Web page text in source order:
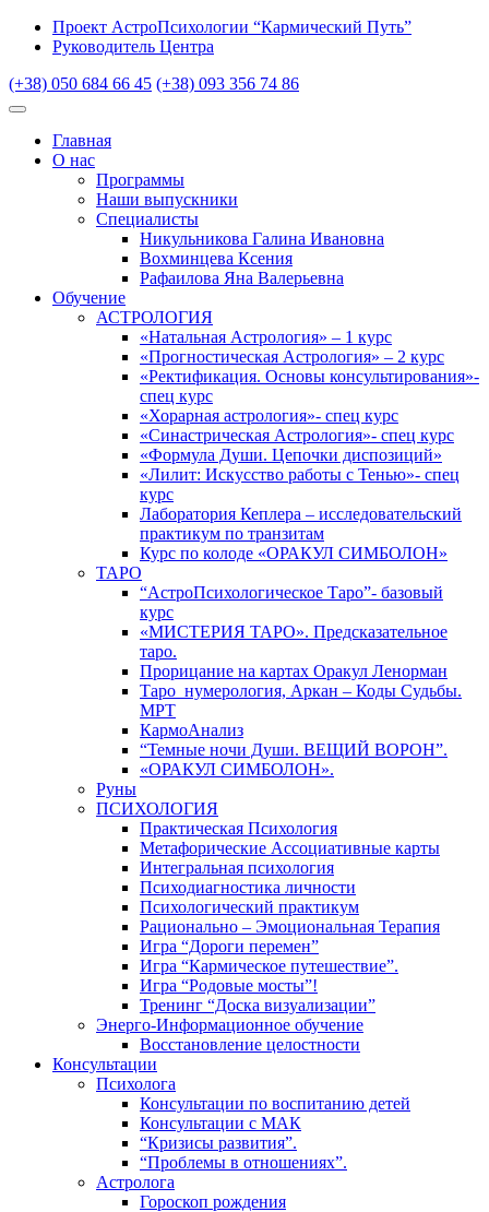
Проект АстроПсихологии “Кармический Путь”
Руководитель Центра
(+38) 050 684 66 45 (+38) 093 356 74 86
Главная
О нас
Программы
Наши выпускники
Специалисты
Никульникова Галина Ивановна
Вохминцева Ксения
Рафаилова Яна Валерьевна
Обучение
АСТРОЛОГИЯ
«Натальная Астрология» – 1 курс
«Прогностическая Астрология» – 2 курс
«Ректификация. Основы консультирования»-
спец курс
«Хорарная астрология»- спец курс
«Синастрическая Астрология»- спец курс
«Формула Души. Цепочки диспозиций»
«Лилит: Искусство работы с Тенью»- спец
курс
Лаборатория Кеплера – исследовательский
практикум по транзитам
Курс по колоде «ОРАКУЛ СИМБОЛОН»
ТАРО
“АстроПсихологическое Таро”- базовый
курс
«МИСТЕРИЯ ТАРО». Предсказательное
таро.
Прорицание на картах Оракул Ленорман
Таро_нумерология, Аркан – Коды Судьбы.
МРТ
КармоАнализ
“Темные ночи Души. ВЕЩИЙ ВОРОН”.
«ОРАКУЛ СИМБОЛОН».
Руны
ПСИХОЛОГИЯ
Практическая Психология
Метафорические Ассоциативные карты
Интегральная психология
Психодиагностика личности
Психологический практикум
Рационально – Эмоциональная Терапия
Игра “Дороги перемен”
Игра “Кармическое путешествие”.
Игра “Родовые мосты”!
Тренинг “Доска визуализации”
Энерго-Информационное обучение
Восстановление целостности
Консультации
Психолога
Консультации по воспитанию детей
Консультации с МАК
“Кризисы развития”.
“Проблемы в отношениях”.
Астролога
Гороскоп рождения